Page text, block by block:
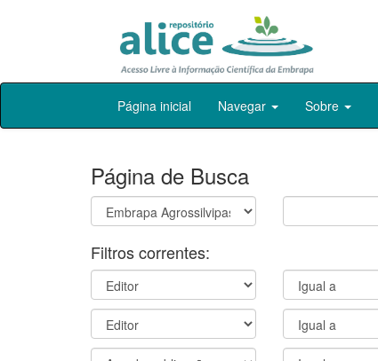
Skip
Página inicial Navegar Sobre
Página de Busca
Filtros correntes: